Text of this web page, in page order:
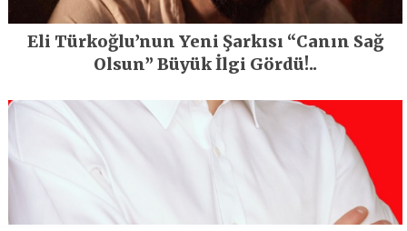
Eli Türkoğlu’nun Yeni Şarkısı “Canın Sağ
Olsun” Büyük İlgi Gördü!..